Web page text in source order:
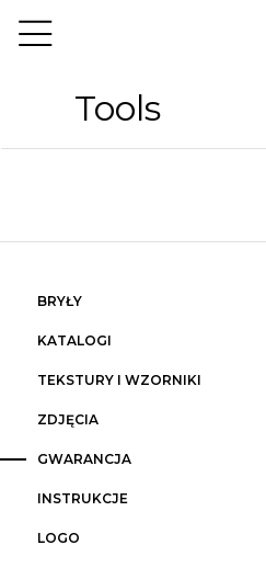
Tools
BRYŁY
KATALOGI
TEKSTURY I WZORNIKI
ZDJĘCIA
GWARANCJA
INSTRUKCJE
LOGO